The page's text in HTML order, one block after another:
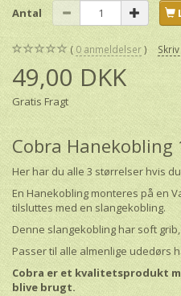
Antal
0 anmeldelser
49,00 DKK
Gratis Fragt
Cobra
Her har du alle 3 størrelser hvis
En Hanekobling monteres på en
tilsluttes med en slangekobling.
Denne slangekobling har soft
Passer til alle almenlige udedørs
Cobra er et kvalitetsprodukt
blive brugt.